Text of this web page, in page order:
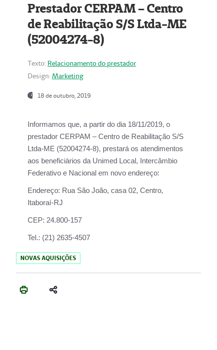
Prestador CERPAM – Centro
de Reabilitação S/S Ltda-ME
(52004274-8)
Texto: Relacionamento do prestador
Design: Marketing
18 de outubro, 2019
Informamos que, a partir do dia 18/11/2019, o
prestador CERPAM – Centro de Reabilitação S/S
Ltda-ME (52004274-8), prestará os atendimentos
aos beneficiários da Unimed Local, Intercâmbio
Federativo e Nacional em novo endereço:
Endereço: Rua São João, casa 02, Centro,
Itaboraí-RJ
CEP: 24.800-157
Tel.: (21) 2635-4507
NOVAS AQUISIÇÕES